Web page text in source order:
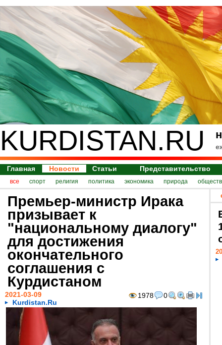
KURDISTAN.RU
Главная Новости Статьи Представительство
все спорт религия политика экономика природа
Премьер-министр Ирака
призывает к
"национальному диалогу"
для достижения
окончательного
соглашения с
Курдистаном
1978 0
2021-03-09
Kurdistan.Ru